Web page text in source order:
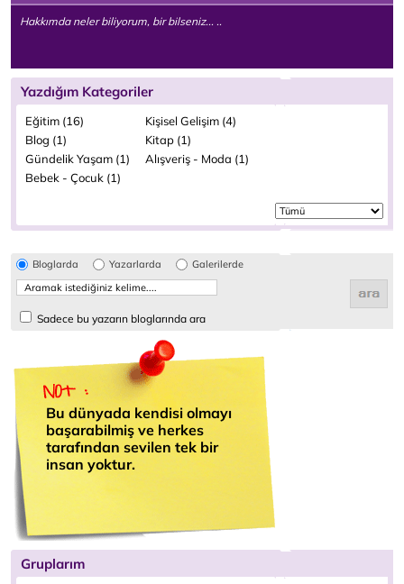
Hakkımda neler biliyorum, bir bilseniz... ..
Yazdığım Kategoriler
Eğitim (16)
Kişisel Gelişim (4)
Blog (1)
Kitap (1)
Gündelik Yaşam (1)
Alışveriş - Moda (1)
Bebek - Çocuk (1)
Bloglarda Yazarlarda Galerilerde
Sadece bu yazarın bloglarında ara
Bu dünyada kendisi olmayı
başarabilmiş ve herkes
tarafından sevilen tek bir
insan yoktur.
Gruplarım